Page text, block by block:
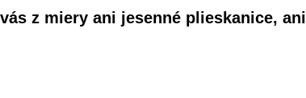
z miery ani jesenné plieskanice, ani